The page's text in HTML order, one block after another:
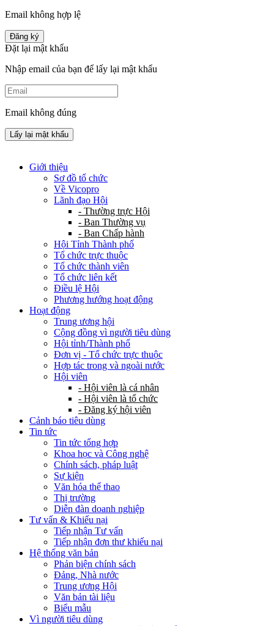
Email không hợp lệ
Đăng ký
Đặt lại mật khẩu
Nhập email của bạn để lấy lại mật khẩu
Email không đúng
Lấy lại mật khẩu
Giới thiệu
Sơ đồ tổ chức
Về Vicopro
Lãnh đạo Hội
- Thường trực Hội
- Ban Thường vụ
- Ban Chấp hành
Hội Tỉnh Thành phố
Tổ chức trực thuộc
Tổ chức thành viên
Tổ chức liên kết
Điều lệ Hội
Phương hướng hoạt động
Hoạt động
Trung ương hội
Cộng đồng vì người tiêu dùng
Hội tỉnh/Thành phố
Đơn vị - Tổ chức trực thuộc
Hợp tác trong và ngoài nước
Hội viên
- Hội viên là cá nhân
- Hội viên là tổ chức
- Đăng ký hội viên
Cảnh báo tiêu dùng
Tin tức
Tin tức tổng hợp
Khoa học và Công nghệ
Chính sách, pháp luật
Sự kiện
Văn hóa thể thao
Thị trường
Diễn đàn doanh nghiệp
Tư vấn & Khiếu nại
Tiếp nhận Tư vấn
Tiếp nhận đơn thư khiếu nại
Hệ thống văn bản
Phản biện chính sách
Đảng, Nhà nước
Trung ương Hội
Văn bản tài liệu
Biểu mẫu
Vì người tiêu dùng